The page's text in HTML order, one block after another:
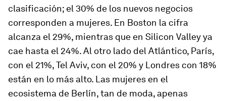
clasificación; el 30% de los nuevos negocios
corresponden a mujeres. En Boston la cifra
alcanza el 29%, mientras que en Silicon Valley ya
cae hasta el 24%. Al otro lado del Atlántico, París,
con el 21%, Tel Aviv, con el 20% y Londres con 18%
están en lo más alto. Las mujeres en el
ecosistema de Berlín, tan de moda, apenas